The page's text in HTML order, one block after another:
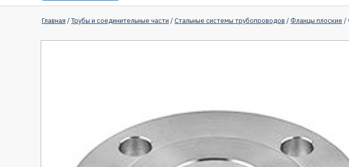
Главная /Трубы и соединительные части /Стальные системы трубопроводов / Фланцы плоские /